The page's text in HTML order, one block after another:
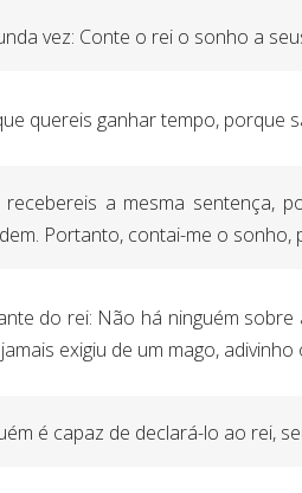
vez: Conte o rei o sonho a
quereis ganhar tempo, porque
a mesma sentença,
Portanto, contai-me o
do rei: Não há ninguém
exigiu de um mago,
é capaz de declará-lo ao rei,